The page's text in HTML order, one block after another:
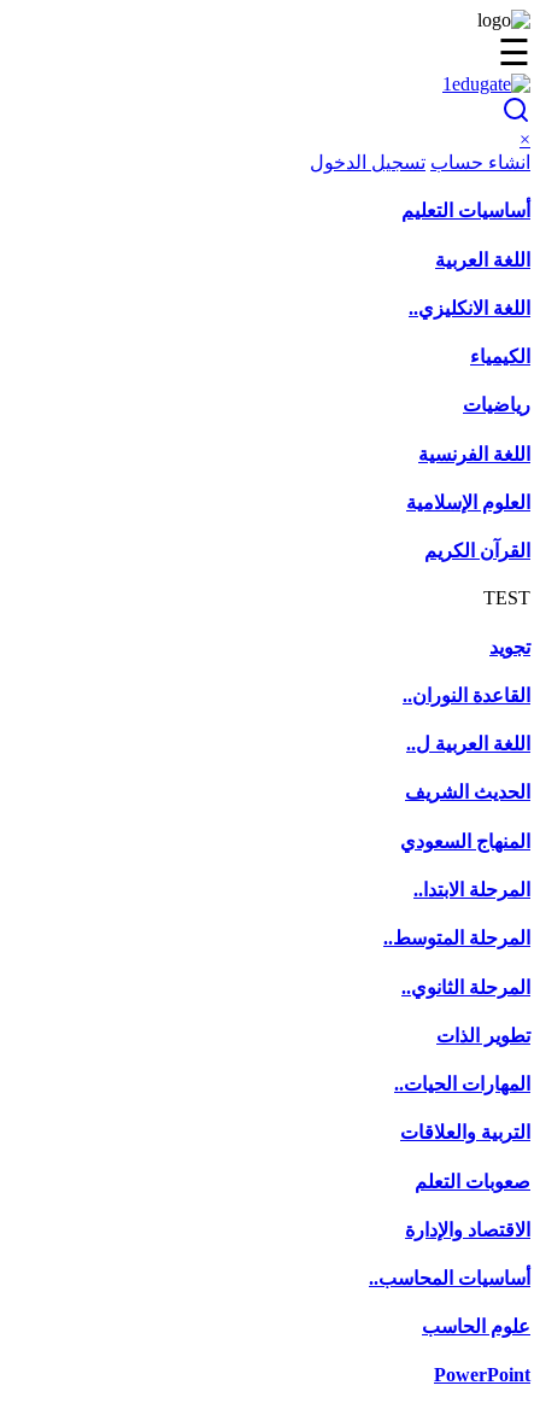
☰
×
انشاء حساب تسجيل الدخول
أساسيات التعليم
اللغة العربية
اللغة الانكليزي..
الكيمياء
رياضيات
اللغة الفرنسية
العلوم الإسلامية
القرآن الكريم
TEST
تجويد
القاعدة النوران..
اللغة العربية ل..
الحديث الشريف
المنهاج السعودي
المرحلة الابتدا..
المرحلة المتوسط..
المرحلة الثانوي..
تطوير الذات
المهارات الحيات..
التربية والعلاقات
صعوبات التعلم
الاقتصاد والإدارة
أساسيات المحاسب..
علوم الحاسب
PowerPoint